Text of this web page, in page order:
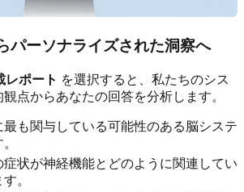
パーソナライズされた洞察へ
レポート を選択すると、私たちのシス
点からあなたの回答を分析します。
最も関与している可能性のある脳システ
症状が神経機能とどのように関連してい
。